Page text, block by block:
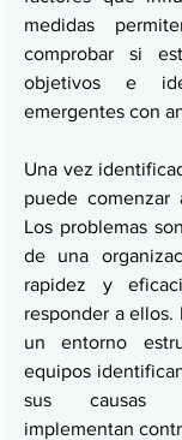
medidas
comprobar si
objetivos e
emergentes con
Una vez
puede comenzar
Los problemas
de una
rapidez y
responder a ellos.
un entorno
equipos
sus causas
implementan